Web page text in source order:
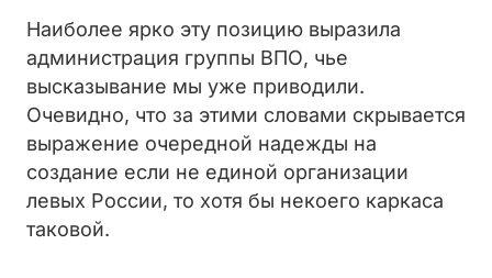
Наиболее ярко эту позицию выразила
администрация группы ВПО, чье
высказывание мы уже приводили.
Очевидно, что за этими словами скрывается
выражение очередной надежды на
создание если не единой организации
левых России, то хотя бы некоего каркаса
таковой.